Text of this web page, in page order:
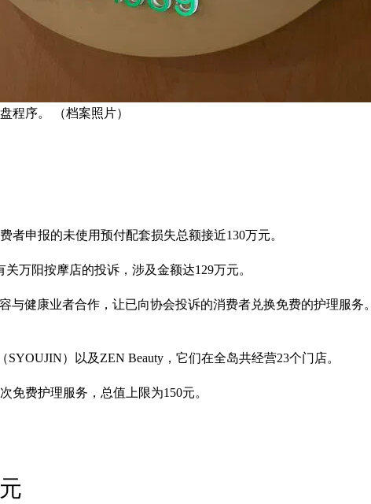
程序。 （档案照片）
者申报的未使用预付配套损失总额接近130万元。
万阳按摩店的投诉，涉及金额达129万元。
与健康业者合作，让已向协会投诉的消费者兑换免费的护理服务。
）以及ZEN Beauty，它们在全岛共经营23个门店。
费护理服务，总值上限为150元。
元